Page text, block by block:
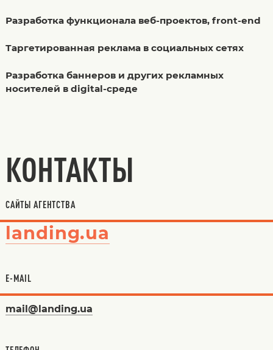
Разработка функционала веб-проектов, front-end
Таргетированная реклама в социальных сетях
Разработка баннеров и других рекламных
носителей в digital-среде
КОНТАКТЫ
САЙТЫ АГЕНТСТВА
landing.ua
E-MAIL
mail@landing.ua